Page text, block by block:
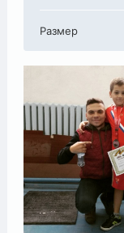
Размер